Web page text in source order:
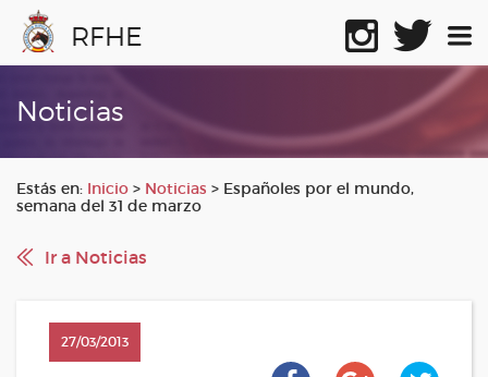
RFHE
Noticias
Estás en: Inicio > Noticias > Españoles por el mundo,
semana del 31 de marzo
Ir a Noticias
27/03/2013